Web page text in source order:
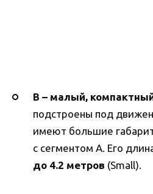
B – малый,
подстроены под
имеют большие
с сегментом A. Его
до 4.2 метров (Small).